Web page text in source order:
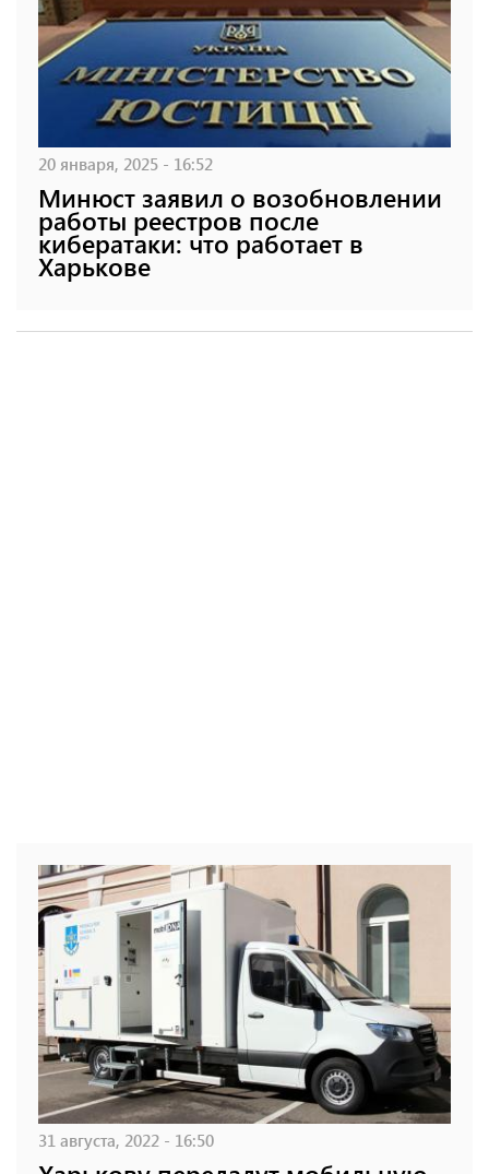
20 января, 2025 - 16:52
Минюст заявил о возобновлении
работы реестров после
кибератаки: что работает в
Харькове
31 августа, 2022 - 16:50